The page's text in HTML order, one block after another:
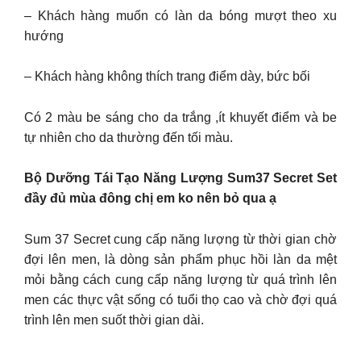
– Khách hàng muốn có làn da bóng mượt theo xu
hướng
– Khách hàng không thích trang điểm dày, bức bối
Có 2 màu be sáng cho da trắng ,ít khuyết điểm và be
tự nhiên cho da thường đến tối màu.
Bộ Dưỡng Tái Tạo Năng Lượng Sum37 Secret Set
đầy đủ mùa đông chị em ko nên bỏ qua ạ
Sum 37 Secret cung cấp năng lượng từ thời gian chờ
đợi lên men, là dòng sản phẩm phục hồi làn da mệt
mỏi bằng cách cung cấp năng lượng từ quá trình lên
men các thực vật sống có tuổi thọ cao và chờ đợi quá
trình lên men suốt thời gian dài.